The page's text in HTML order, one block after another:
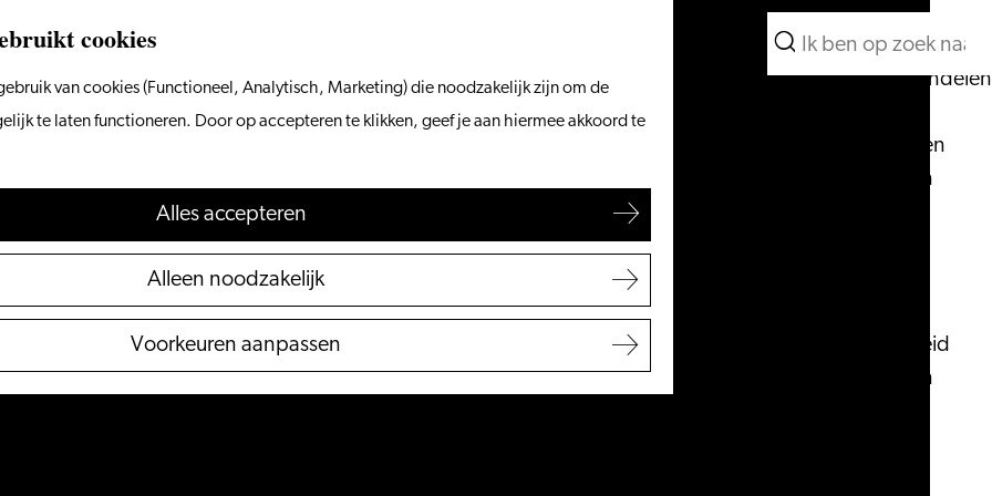
cookies
van cookies (Functioneel, Analytisch, Marketing) die noodzakelijk zijn om de
te laten functioneren. Door op accepteren te klikken, geef je aan hiermee akkoord te
Alles accepteren
Alleen noodzakelijk
Voorkeuren aanpassen
Menu
Zoeken
Wat te doen
Vanaf het water
Fietsen & wandelen
Eten & drinken
Met kinderen
Bereikbaarheid
Overnachten
Zoeken